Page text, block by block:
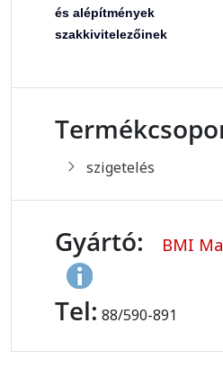
és alépítmények
szakkivitelezőinek
szigetelés
Gyártó: BMI
Tel: 88/590-891